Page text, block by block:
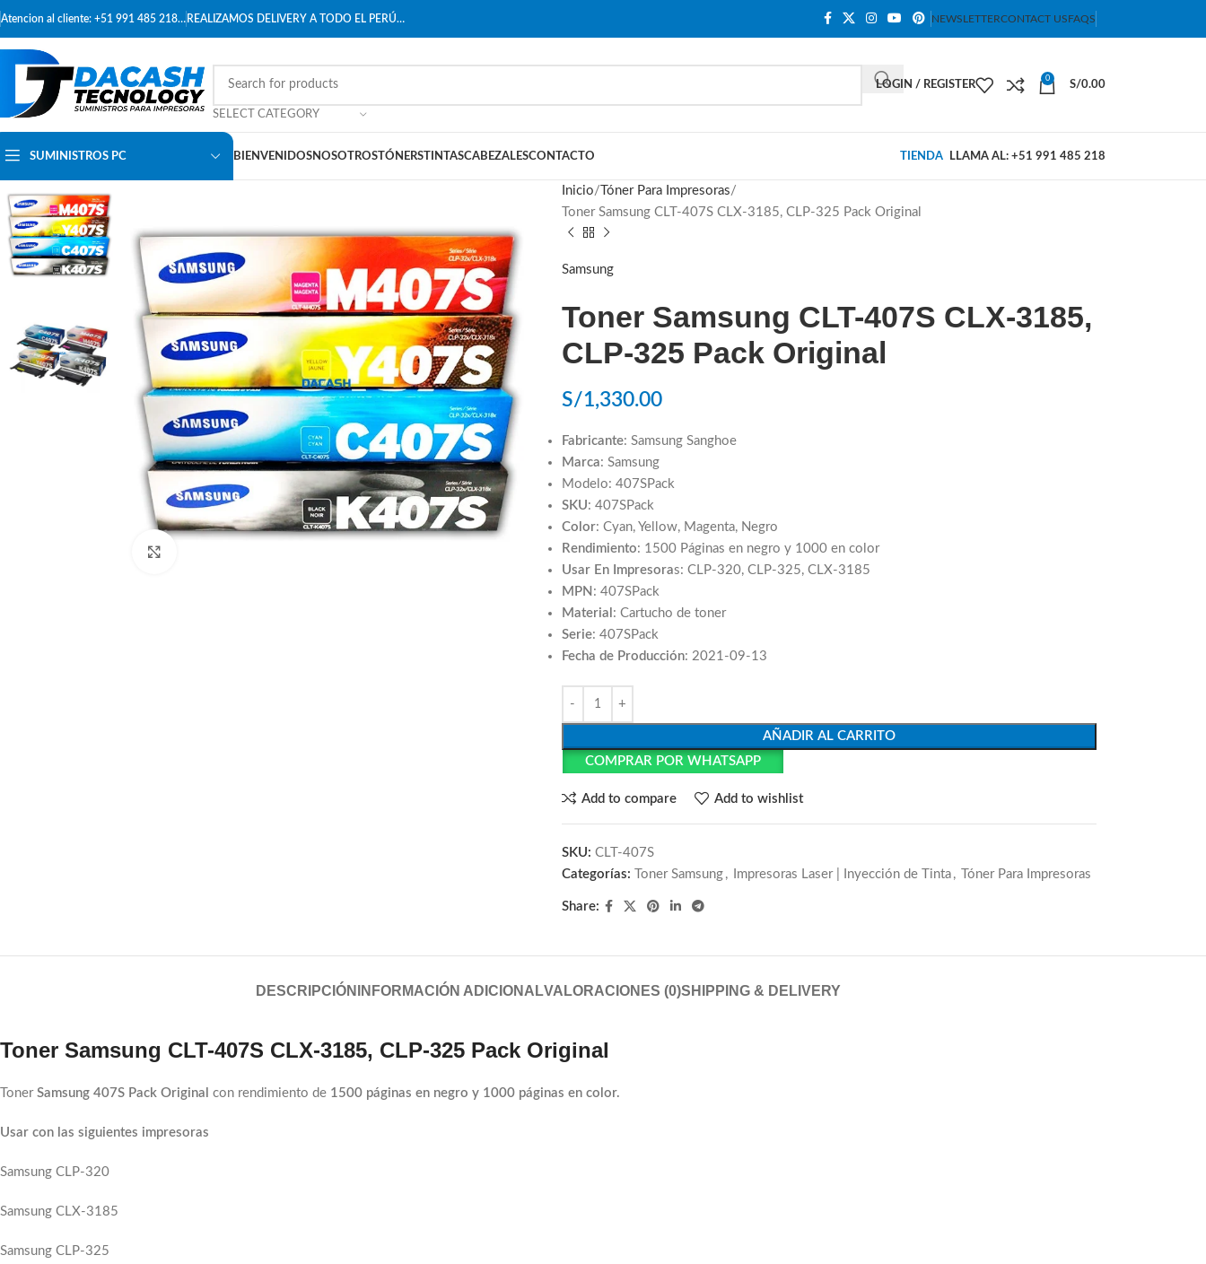
Atencion al cliente: +51 991 485 218… REALIZAMOS DELIVERY A TODO EL PERÚ… NEWSLETTERCONTACT USFAQS
SELECT CATEGORY
LOGIN / REGISTER
0
S/0.00
SUMINISTROS PC BIENVENIDOSNOSOTROSTÓNERSTINTASCABEZALESCONTACTO TIENDA LLAMA AL: +51 991 485 218
Inicio
Tóner Para Impresoras
Toner Samsung CLT-407S CLX-3185, CLP-325 Pack Original
Samsung
Toner Samsung CLT-407S CLX-3185,
CLP-325 Pack Original
S/1,330.00
Fabricante: Samsung Sanghoe
Marca: Samsung
Modelo: 407SPack
SKU: 407SPack
Color: Cyan, Yellow, Magenta, Negro
Rendimiento: 1500 Páginas en negro y 1000 en color
Usar En Impresoras: CLP-320, CLP-325, CLX-3185
MPN : 407SPack
Material : Cartucho de toner
Serie: 407SPack
Fecha de Producción: 2021-09-13
AÑADIR AL CARRITO
COMPRAR POR WHATSAPP
Add to compare Add to wishlist
SKU: CLT-407S
Categorías:
Toner Samsung , Impresoras Laser | Inyección de Tinta , Tóner Para Impresoras
Share:
DESCRIPCIÓN INFORMACIÓN ADICIONALVALORACIONES (0)SHIPPING & DELIVERY
Toner Samsung CLT-407S CLX-3185, CLP-325 Pack Original
TonerSamsung 407S Pack Original con rendimiento de 1500 páginas en negro y 1000 páginas en color.
Usar con las siguientes impresoras
Samsung CLP-320
Samsung CLX-3185
Samsung CLP-325